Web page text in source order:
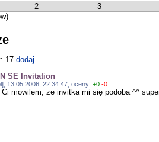
2 3
17dodaj
SE Invitation
13.05.2006, 22:34:47, oceny:+0 -0
mowilem, ze invitka mi się podoba ^^